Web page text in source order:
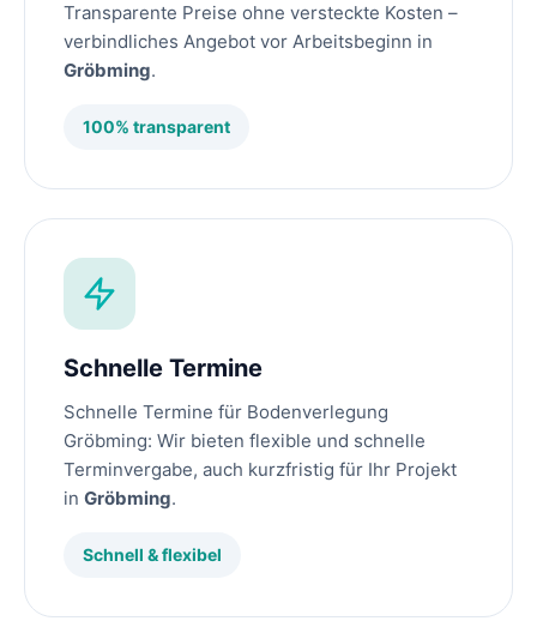
Transparente Preise ohne versteckte Kosten –
verbindliches Angebot vor Arbeitsbeginn in
Gröbming.
100% transparent
Schnelle Termine
Schnelle Termine für Bodenverlegung
Gröbming: Wir bieten flexible und schnelle
Terminvergabe, auch kurzfristig für Ihr Projekt
in Gröbming.
Schnell & flexibel